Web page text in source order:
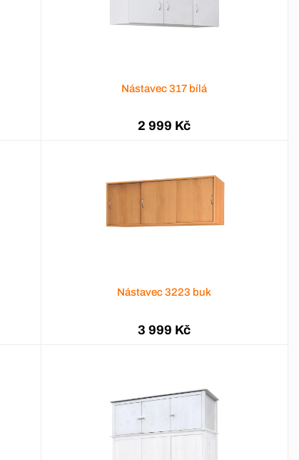
Nástavec 317 bílá
2 999 Kč
Nástavec 3223 buk
3 999 Kč